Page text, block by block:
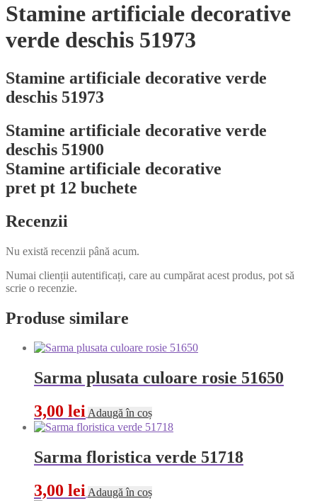
Stamine artificiale decorative
verde deschis 51973
Stamine artificiale decorative verde
deschis 51973
Stamine artificiale decorative verde
deschis 51900
Stamine artificiale decorative
pret pt 12 buchete
Recenzii
Nu există recenzii până acum.
Numai clienții autentificați, care au cumpărat acest produs, pot să
scrie o recenzie.
Produse similare
Sarma plusata culoare rosie 51650
3,00 lei Adaugă în coș
Sarma floristica verde 51718
3,00 lei Adaugă în coș